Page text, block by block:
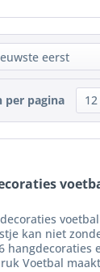
per pagina
kan niet
hangdecoraties
Voetbal